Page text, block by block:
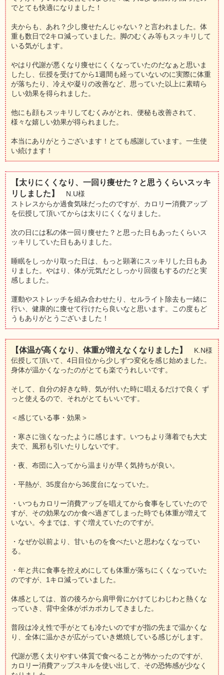
でとても快適になりました！
夫からも、あれ？少し痩せたんじゃない？と言われました。体
重も数日で2キロ減っていました。脚のむくみ等もスッキリして
いる気がします。
やはり代謝が悪くなり痩せにくくなっていたのだなぁと思いま
したし、伝授を受けてから1週間も経っていないのに実際に体重
が落ちたり、冷えや凝りの改善など、思っていた以上に素晴ら
しい効果を得られました。
他にも顔もスッキリしてむくみがとれ、便秘も改善されて、
様々な嬉しい効果が得られました。
本当にありがとうございます！とても感謝しています。一生使
い続けます！
【太りにくくなり、一回り痩せた？と思うくらいスッキ
リしました】
N.U様
ストレスからか過食気味だったのですが、カロリー消費アップ
を伝授して頂いてからは太りにくくなりました。
次の日には私の体一回り痩せた？と思った日もあったくらいス
ッキリしていた日もありました。
睡眠をしっかり取った日は、もっと顕著にスッキリした日もあ
りました。やはり、体が元気だとしっかり回復もするのだと実
感しました。
運動やストレッチを組み合わせたり、セルライト除去も一緒に
行い、健康的に痩せて行けたら良いなと思います。この度もど
うもありがとうございました！
【体温が高くなり、体重が増えなくなりました】
K.N様
伝授して頂いて、4日目位から少しずつ変化を感じ始めました。
身体が温かくなったのがとても楽でうれしいです。
そして、自分の好きな時、気が付いた時に唱えるだけで良く ず
っと使えるので、それがとてもいいです。
＜感じている事・効果＞
・寒さに強くなったように感じます。いつもより薄着でも大丈
夫で、風邪も引いたりしないです。
・夜、布団に入ってから温まりが早く気持ちが良い。
・平熱が、35度台から36度台になっていた。
・いつもカロリー消費アップを唱えてから食事をしていたので
すが、その効果なのか食べ過ぎてしまった時でも体重が増えて
いない。今までは、すぐ増えていたのですが。
・なぜか以前より、甘いものを食べたいと思わなくなってい
る。
・年と共に食事を控えめにしても体重が落ちにくくなっていた
のですが、1キロ減っていました。
体感としては、首の後ろから肩甲骨にかけてじわじわと熱くな
っていき、背中全体がポカポカしてきました。
普段は冷え性で手がとても冷たいのですが指の先まで温かくな
り、全体に温かさが広がっていき燃焼している感じがします。
代謝が悪く太りやすい体質で食べることが怖かったのですが、
カロリー消費アップスキルを使い出して、その恐怖感が少なく